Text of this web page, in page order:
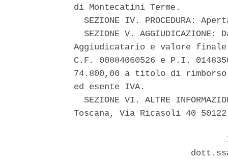
di Montecatini Terme.
SEZIONE IV. PROCEDURA:
SEZIONE V. AGGIUDICAZIONE:
Aggiudicatario e valore
C.F. 00884060526 e P.I.
74.800,00 a titolo di rimborso
ed esente IVA.
SEZIONE VI. ALTRE
Toscana, Via Ricasoli 40